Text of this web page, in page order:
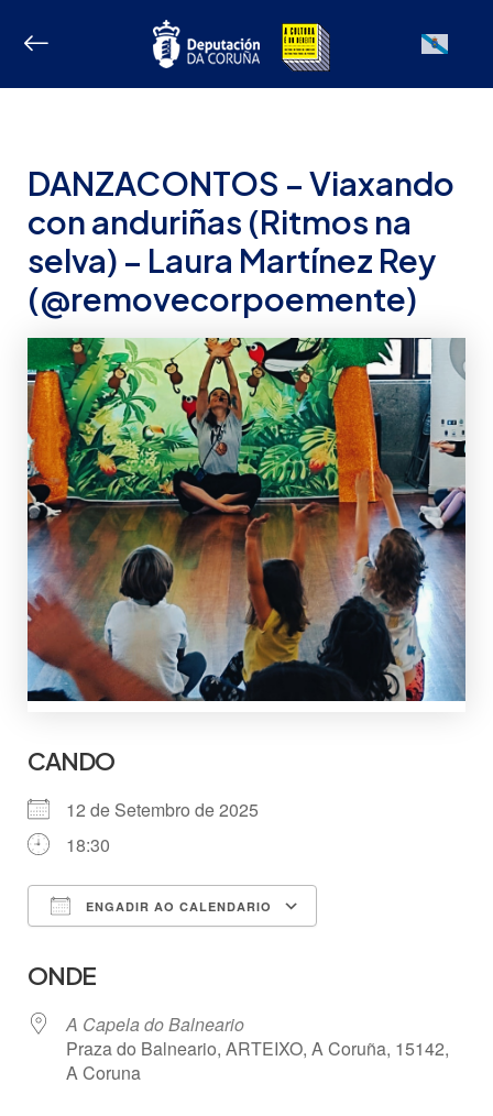
Galician
DANZACONTOS – Viaxando
con anduriñas (Ritmos na
selva) – Laura Martínez Rey
(@removecorpoemente)
CANDO
12 de Setembro de 2025
18:30
ENGADIR AO CALENDARIO
ONDE
A Capela do Balneario
Praza do Balneario, ARTEIXO, A Coruña, 15142,
A Coruna